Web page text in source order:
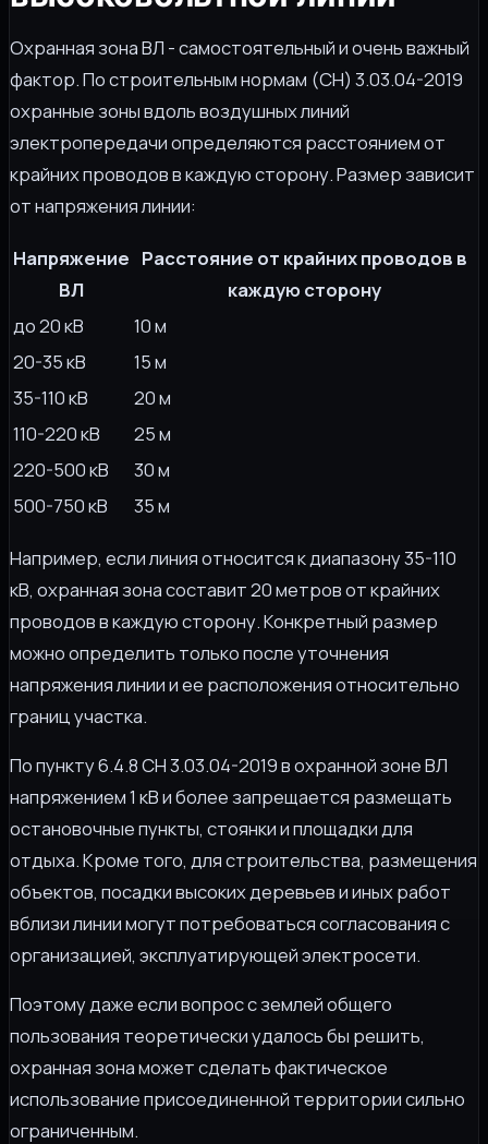
Охранная зона ВЛ - самостоятельный и очень важный
фактор. По строительным нормам (СН) 3.03.04-2019
охранные зоны вдоль воздушных линий
электропередачи определяются расстоянием от
крайних проводов в каждую сторону. Размер зависит
от напряжения линии:
Напряжение
ВЛ
Расстояние от крайних проводов в
каждую сторону
до 20 кВ
10 м
20-35 кВ
15 м
35-110 кВ
20 м
110-220 кВ
25 м
220-500 кВ
30 м
500-750 кВ
35 м
Например, если линия относится к диапазону 35-110
кВ, охранная зона составит 20 метров от крайних
проводов в каждую сторону. Конкретный размер
можно определить только после уточнения
напряжения линии и ее расположения относительно
границ участка.
По пункту 6.4.8 СН 3.03.04-2019 в охранной зоне ВЛ
напряжением 1 кВ и более запрещается размещать
остановочные пункты, стоянки и площадки для
отдыха. Кроме того, для строительства, размещения
объектов, посадки высоких деревьев и иных работ
вблизи линии могут потребоваться согласования с
организацией, эксплуатирующей электросети.
Поэтому даже если вопрос с землей общего
пользования теоретически удалось бы решить,
охранная зона может сделать фактическое
использование присоединенной территории сильно
ограниченным.